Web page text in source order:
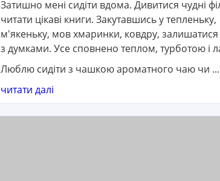
Затишно мені сидіти вдома. Дивитися чудні
читати цікаві книги. Закутавшись у тепленьку,
м'якеньку, мов хмаринки, ковдру, залишатися
з думками. Усе сповнено теплом, турботою і
Люблю сидіти з чашкою ароматного чаю чи ...
читати далі